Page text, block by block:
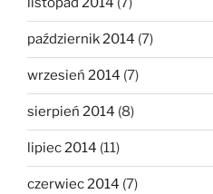
październik 2014 (7)
wrzesień 2014 (7)
sierpień 2014 (8)
lipiec 2014 (11)
czerwiec 2014 (7)